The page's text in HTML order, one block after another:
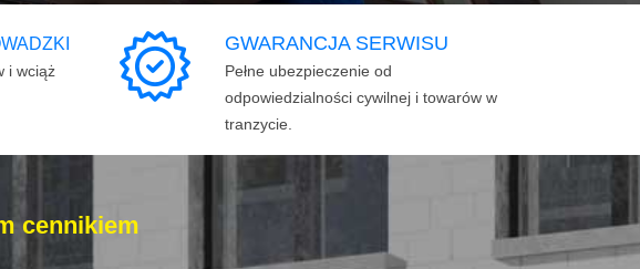
i wciąż
GWARANCJA SERWISU
Pełne ubezpieczenie od
odpowiedzialności cywilnej i towarów w
tranzycie.
cennikiem